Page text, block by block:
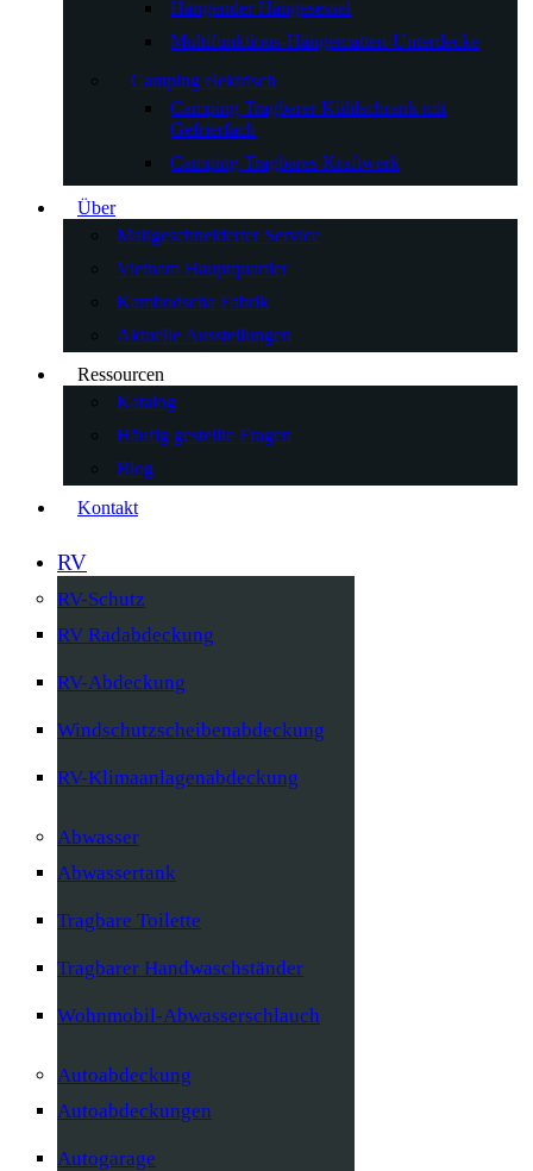
Hängender Hängesessel
Multifunktions-Hängematten-Unterdecke
Camping elektrisch
Camping Tragbarer Kühlschrank mit
Gefrierfach
Camping Tragbares Kraftwerk
Über
Maßgeschneiderter Service
Vietnam Hauptquartier
Kambodscha Fabrik
Aktuelle Ausstellungen
Ressourcen
Katalog
Häufig gestellte Fragen
Blog
Kontakt
RV
RV-Schutz
RV Radabdeckung
RV-Abdeckung
Windschutzscheibenabdeckung
RV-Klimaanlagenabdeckung
Abwasser
Abwassertank
Tragbare Toilette
Tragbarer Handwaschständer
Wohnmobil-Abwasserschlauch
Autoabdeckung
Autoabdeckungen
Autogarage